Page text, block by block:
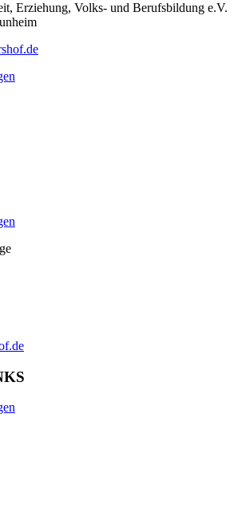
Erziehung, Volks- und Berufsbildung e.V.